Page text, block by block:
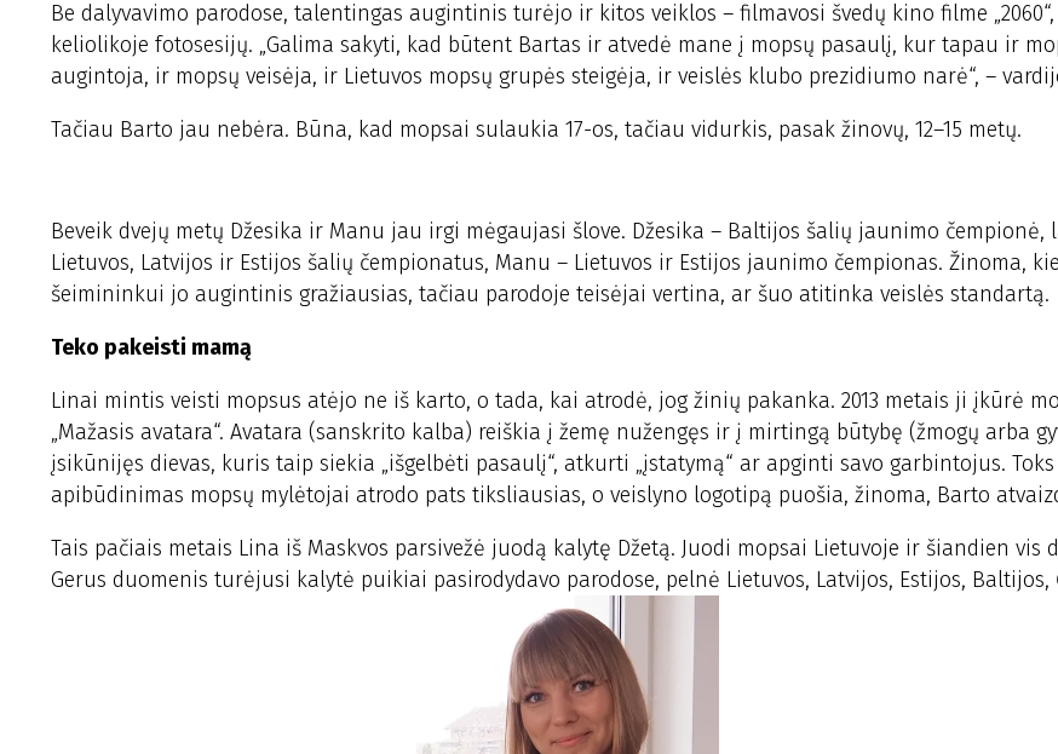
Be dalyvavimo parodose, talentingas augintinis turėjo ir kitos veiklos – filmavosi švedų kino filme
keliolikoje fotosesijų. „Galima sakyti, kad būtent Bartas ir atvedė mane į mopsų pasaulį, kur tapau ir
augintoja, ir mopsų veisėja, ir Lietuvos mopsų grupės steigėja, ir veislės klubo prezidiumo narė“, –
Tačiau Barto jau nebėra. Būna, kad mopsai sulaukia 17-os, tačiau vidurkis, pasak žinovų, 12–15 metų.
Beveik dvejų metų Džesika ir Manu jau irgi mėgaujasi šlove. Džesika – Baltijos šalių jaunimo čempionė,
Lietuvos, Latvijos ir Estijos šalių čempionatus, Manu – Lietuvos ir Estijos jaunimo čempionas. Žinoma,
šeimininkui jo augintinis gražiausias, tačiau parodoje teisėjai vertina, ar šuo atitinka veislės standartą.
Teko pakeisti mamą
Linai mintis veisti mopsus atėjo ne iš karto, o tada, kai atrodė, jog žinių pakanka. 2013 metais ji įkūrė
„Mažasis avatara“. Avatara (sanskrito kalba) reiškia į žemę nužengęs ir į mirtingą būtybę (žmogų arba
įsikūnijęs dievas, kuris taip siekia „išgelbėti pasaulį“, atkurti „įstatymą“ ar apginti savo garbintojus. Toks
apibūdinimas mopsų mylėtojai atrodo pats tiksliausias, o veislyno logotipą puošia, žinoma, Barto
Tais pačiais metais Lina iš Maskvos parsivežė juodą kalytę Džetą. Juodi mopsai Lietuvoje ir šiandien vis
Gerus duomenis turėjusi kalytė puikiai pasirodydavo parodose, pelnė Lietuvos, Latvijos, Estijos, Baltijos,